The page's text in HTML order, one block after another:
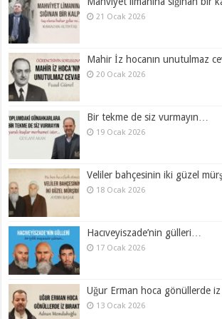
21 Ocak 2026
Mahir İz hocanın unutulmaz
20 Ocak 2026
Bir tekme de siz vurmayın…
19 Ocak 2026
Veliler bahçesinin iki güzel
18 Ocak 2026
Hacıveyiszade’nin gülleri…
17 Ocak 2026
Uğur Erman hoca gönüllerde
13 Ocak 2026